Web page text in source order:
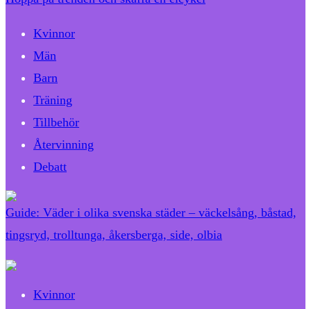
Kvinnor
Män
Barn
Träning
Tillbehör
Återvinning
Debatt
Guide: Väder i olika svenska städer – väckelsång, båstad,
tingsryd, trolltunga, åkersberga, side, olbia
Kvinnor